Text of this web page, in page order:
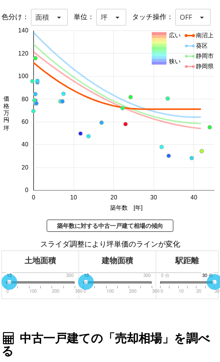
色分け： 面積 単位： 坪 タッチ操作： OFF
0 10 20 30 40
0
20
40
60
80
100
120
140
築年数 [年]
価格 万円/坪
南沼上
葵区
静岡市
静岡県
広い
狭い
築年数に対する中古一戸建て相場の傾向
スライダ調整により坪単価のラインが変化
土地面積 建物面積 駅距離
0 300
12
0 100 200 300
0 300
10
0 100 200 300
0 分 30 分
30 分
0 10 20 30
中古一戸建ての「売却相場」を調べ
る